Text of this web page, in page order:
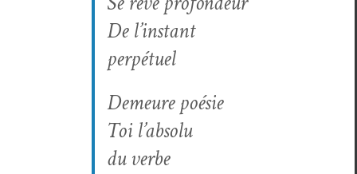
De l’instant
perpétuel
Demeure poésie
Toi l’absolu
du verbe